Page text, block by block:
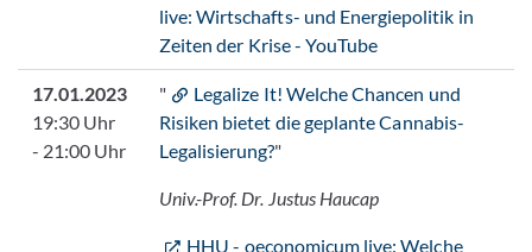
live: Wirtschafts- und Energiepolitik in
Zeiten der Krise - YouTube
17.01.2023
19:30 Uhr
- 21:00 Uhr
"
Legalize It! Welche Chancen und
Risiken bietet die geplante Cannabis-
Legalisierung?"
Univ.-Prof. Dr. Justus Haucap
HHU - oeconomicum live: Welche